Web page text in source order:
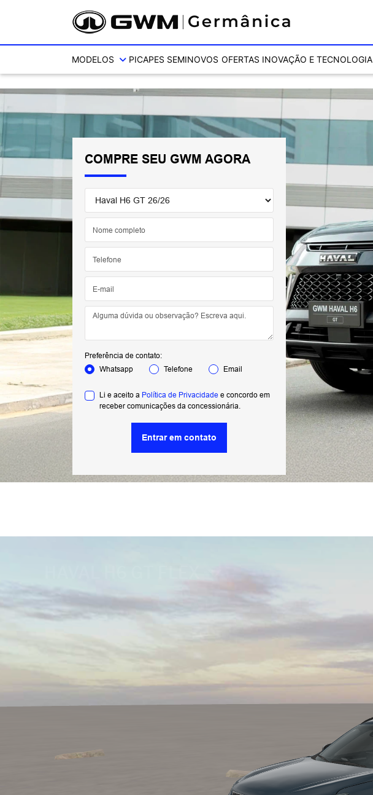
Ativar a compatibilidade com o leitor de tela
MODELOS PICAPES SEMINOVOS OFERTAS INOVAÇÃO E TECNOLOGIA
COMPRE SEU GWM AGORA
Preferência de contato:
Whatsapp
Telefone Email
Li e aceito a Política de Privacidade e concordo em
receber comunicações da concessionária.
Entrar em contato